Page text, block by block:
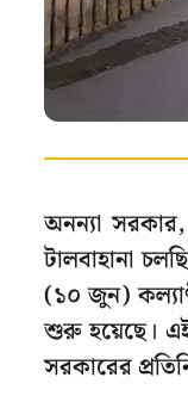
অনন্যা
টালবাহানা
(১০ জুন)
শুরু হয়েছে।
সরকারের